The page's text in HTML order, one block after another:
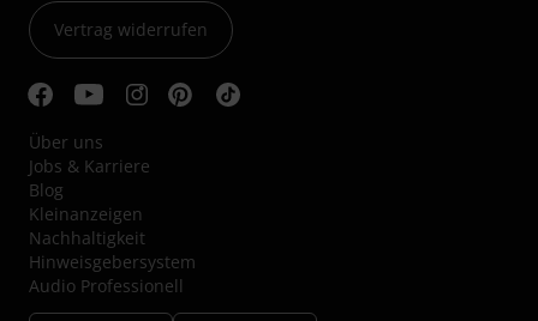
Vertrag widerrufen
Über uns
Jobs & Karriere
Blog
Kleinanzeigen
Nachhaltigkeit
Hinweisgebersystem
Audio Professionell